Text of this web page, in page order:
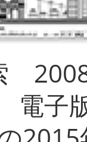
子